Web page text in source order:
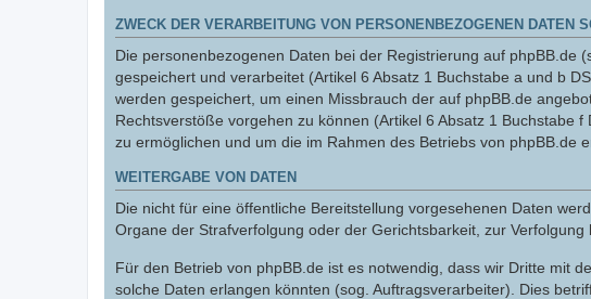
ZWECK DER VERARBEITUNG VON PERSONENBEZOGENEN DATEN
Die personenbezogenen Daten bei der Registrierung auf phpBB.de
gespeichert und verarbeitet (Artikel 6 Absatz 1 Buchstabe a und b
werden gespeichert, um einen Missbrauch der auf phpBB.de
Rechtsverstöße vorgehen zu können (Artikel 6 Absatz 1 Buchstabe
zu ermöglichen und um die im Rahmen des Betriebs von phpBB.de
WEITERGABE VON DATEN
Die nicht für eine öffentliche Bereitstellung vorgesehenen Daten
Organe der Strafverfolgung oder der Gerichtsbarkeit, zur
Für den Betrieb von phpBB.de ist es notwendig, dass wir Dritte mit
solche Daten erlangen könnten (sog. Auftragsverarbeiter). Dies